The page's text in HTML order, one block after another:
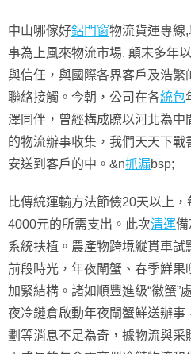
中山哪傢好鋁門窗物流貨運專線
事為上風來物流市場. 顛末多年
與信任，與國際各界客戶及浩繁
聯絡接觸。今朝，公司在各統包
澤同伴，曾經構成瞭以河北為
的物流辦事收集，我們天天下
安送到客戶的中。&n抓漏bsp;
比傳統運輸方法節儉20天以上
4000元的所需支出。此次清運備
系統扶植。農產物跨境縱貫車
前段時光，年夜閘蟹、春季鮮果
加緊結構。諸如順豐進級“徽蟹”
夜冷鏈倉啟動年夜閘蟹鮮送辦
劃等消息不足為奇，據物流與采